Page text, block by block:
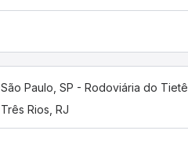
São Paulo, SP - Rodoviária do Tietê
Três Rios, RJ